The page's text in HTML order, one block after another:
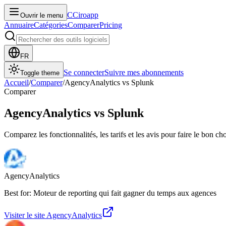
Ouvrir le menu CCiroapp
AnnuaireCatégoriesComparerPricing
FR
Toggle theme Se connecterSuivre mes abonnements
Accueil/Comparer/AgencyAnalytics vs Splunk
Comparer
AgencyAnalytics vs Splunk
Comparez les fonctionnalités, les tarifs et les avis pour faire le bon
AgencyAnalytics
Best for: Moteur de reporting qui fait gagner du temps aux agences
Visiter le site AgencyAnalytics